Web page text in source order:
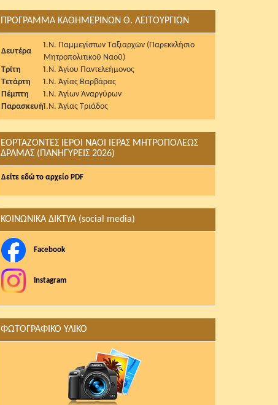
ΠΡΟΓΡΑΜΜΑ ΚΑΘΗΜΕΡΙΝΩΝ Θ. ΛΕΙΤΟΥΡΓΙΩΝ
Δευτέρα
Ἱ.Ν. Παμμεγίστων Ταξιαρχῶν (Παρεκκλήσιο
Μητροπολιτικοῦ Ναοῦ)
Τρίτη
Ἱ.Ν. Ἁγίου Παντελεήμονος
Τετάρτη
Ἱ.Ν. Ἁγίας Βαρβάρας
Πέμπτη
Ἱ.Ν. Ἁγίων Ἀναργύρων
ΠαρασκευήἹ.Ν. Ἁγίας Τριάδος
ΕΟΡΤΑΖΟΝΤΕΣ ΙΕΡΟΙ ΝΑΟΙ ΙΕΡΑΣ ΜΗΤΡΟΠΟΛΕΩΣ
ΔΡΑΜΑΣ (ΠΑΝΗΓΥΡΕΙΣ 2026)
Δείτε εδώ το αρχείο PDF
ΚΟΙΝΩΝΙΚΑ ΔΙΚΤΥΑ (social media)
Facebook
Instagram
ΦΩΤΟΓΡΑΦΙΚΟ ΥΛΙΚΟ